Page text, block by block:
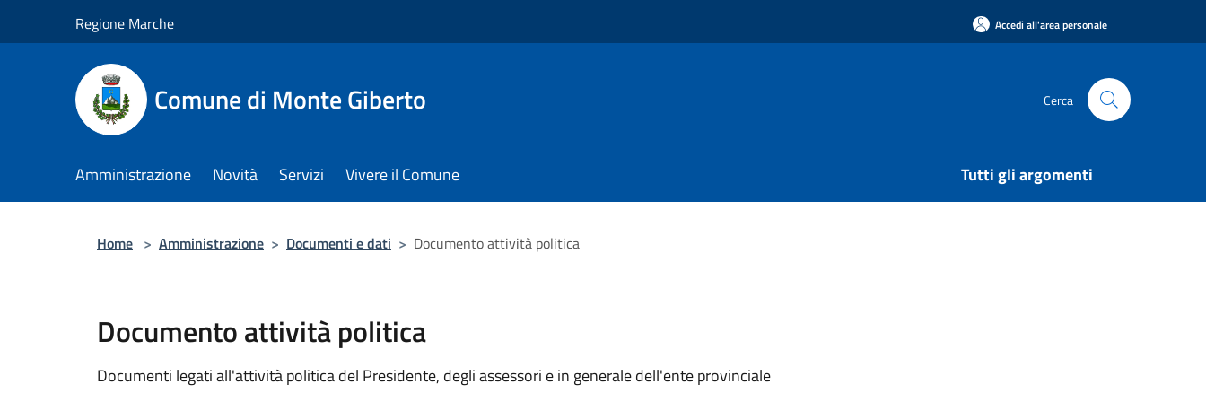
Regione Marche Accedi all'area personale
Comune di Monte Giberto Cerca
Amministrazione Novità Servizi Vivere il Comune Tutti gli argomenti
Home > Amministrazione > Documenti e dati > Documento attività politica
Documento attività politica
Documenti legati all'attività politica del Presidente, degli assessori e in generale dell'ente provinciale